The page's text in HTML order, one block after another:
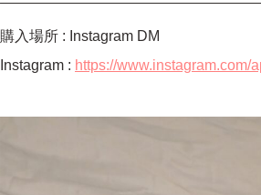
購入場所 : Instagram DM
Instagram : https://www.instagram.com/